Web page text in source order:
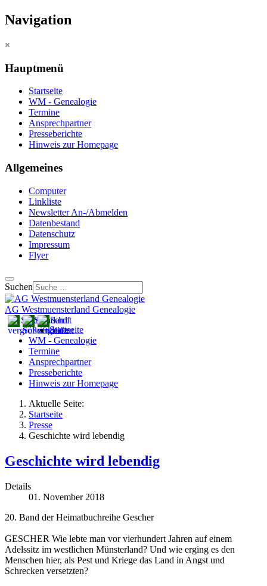
Navigation
×
Hauptmenü
Startseite
WM - Genealogie
Termine
Ansprechpartner
Presseberichte
Hinweis zur Homepage
Allgemeines
Computer
Linkliste
Newsletter An-/Abmelden
Datenbestand
Datenschutz
Impressum
Flyer
Suchen
AG Westmuensterland Genealogie
Startseite
WM - Genealogie
Termine
Ansprechpartner
Presseberichte
Hinweis zur Homepage
Aktuelle Seite:
Startseite
Presse
Geschichte wird lebendig
Geschichte wird lebendig
Details
01. November 2018
20. Band der Heimatbuchreihe Gescher
GESCHER Wie lebte man vor vierhundert Jahren auf einem
Adelssitz im westlichen Münsterland? Und wie erging es den
Menschen hier, als Pest und Kriege das Land in Angst und
Schrecken versetzten?